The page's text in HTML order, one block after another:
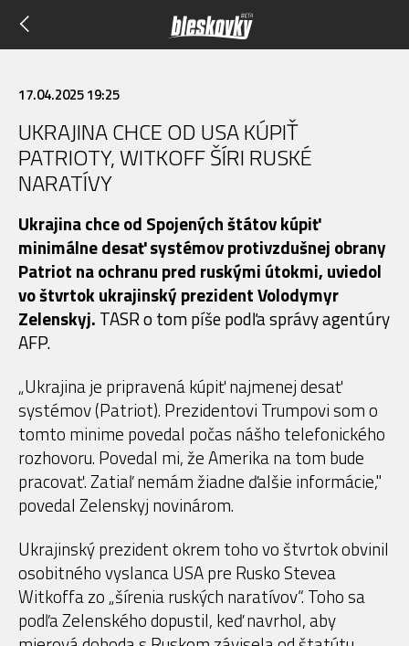
17.04.2025 19:25
UKRAJINA CHCE OD USA KÚPIŤ
PATRIOTY, WITKOFF ŠÍRI RUSKÉ
NARATÍVY
Ukrajina chce od Spojených štátov kúpiť
minimálne desať systémov protivzdušnej obrany
Patriot na ochranu pred ruskými útokmi, uviedol
vo štvrtok ukrajinský prezident Volodymyr
Zelenskyj. TASR o tom píše podľa správy agentúry
AFP.
„Ukrajina je pripravená kúpiť najmenej desať
systémov (Patriot). Prezidentovi Trumpovi som o
tomto minime povedal počas nášho telefonického
rozhovoru. Povedal mi, že Amerika na tom bude
pracovať. Zatiaľ nemám žiadne ďalšie informácie,"
povedal Zelenskyj novinárom.
Ukrajinský prezident okrem toho vo štvrtok obvinil
osobitného vyslanca USA pre Rusko Stevea
Witkoffa zo „šírenia ruských naratívov“. Toho sa
podľa Zelenského dopustil, keď navrhol, aby